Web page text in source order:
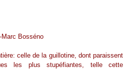
Bosséno
celle de la guillotine, dont paraissent
les plus stupéfiantes, telle cette